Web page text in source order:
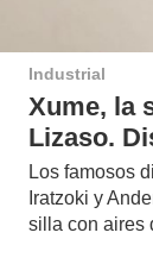
Industrial
Xume, la
Lizaso.
Los famosos
Iratzoki y
silla con aires